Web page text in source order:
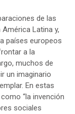
de las
Latina y,
países europeos
a la
muchos de
un imaginario
En estas
“la invención
sociales